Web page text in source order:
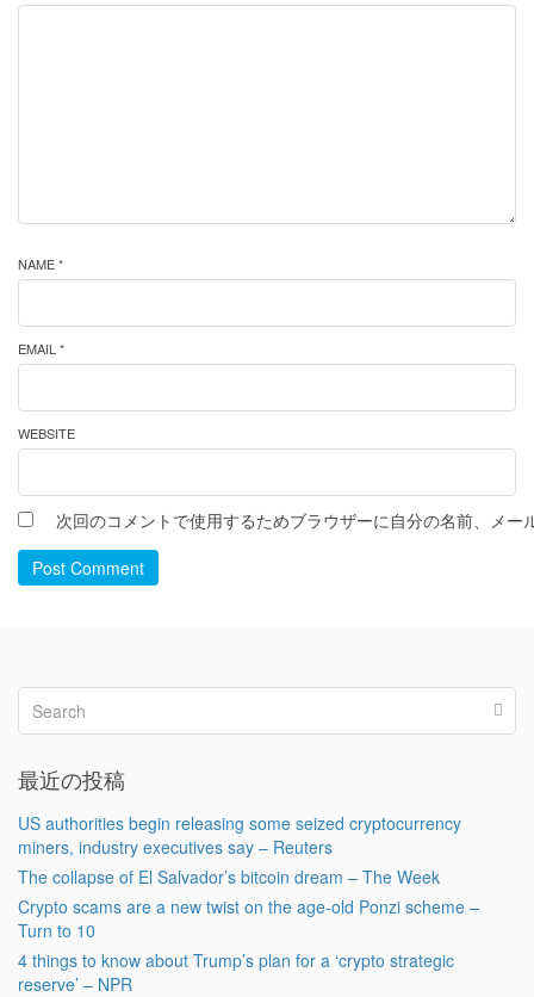
NAME *
EMAIL *
WEBSITE
次回のコメントで使用するためブラウザーに自分の名前、メー
Post Comment
最近の投稿
US authorities begin releasing some seized cryptocurrency
miners, industry executives say – Reuters
The collapse of El Salvador’s bitcoin dream – The Week
Crypto scams are a new twist on the age-old Ponzi scheme –
Turn to 10
4 things to know about Trump’s plan for a ‘crypto strategic
reserve’ – NPR